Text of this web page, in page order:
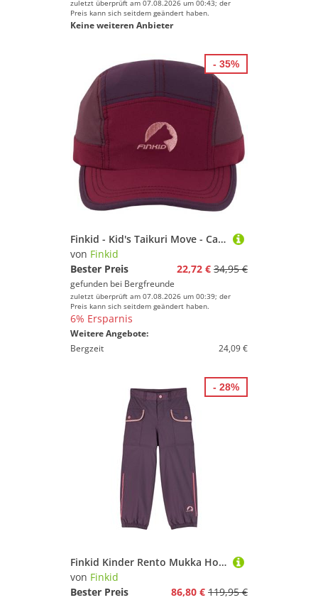
zuletzt überprüft am 07.08.2026 um 00:43; der
Preis kann sich seitdem geändert haben.
Keine weiteren Anbieter
Finkid - Kid's Taikuri Move - Cap Gr XL rot
von Finkid
Bester Preis
22,72 € 34,95 €
gefunden bei Bergfreunde
zuletzt überprüft am 07.08.2026 um 00:39; der
Preis kann sich seitdem geändert haben.
6% Ersparnis
Weitere Angebote:
Bergzeit
24,09 €
- 35%
Finkid Kinder Rento Mukka Hose
von Finkid
Bester Preis
86,80 € 119,95 €
- 28%